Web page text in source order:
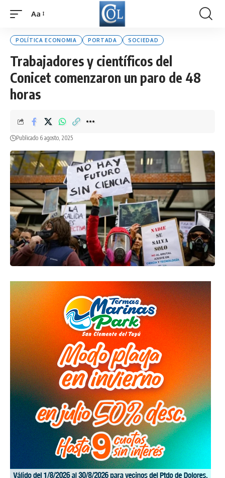
Font
Aa
POLÍTICA ECONOMIA PORTADA SOCIEDAD
Trabajadores y científicos del
Conicet comenzaron un paro de 48
horas
Publicado 6 agosto, 2025